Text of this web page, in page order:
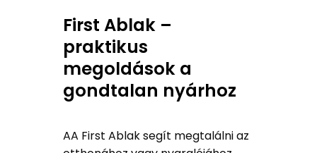
First Ablak –
praktikus
megoldások a
gondtalan nyárhoz
AA First Ablak segít megtalálni az